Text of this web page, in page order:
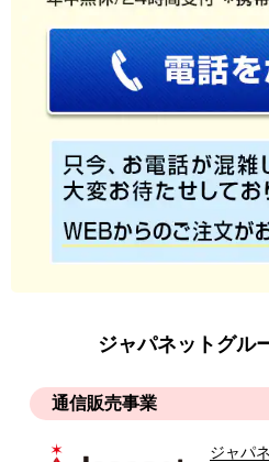
ジャパネットグル
通信販売事業
ジャパ